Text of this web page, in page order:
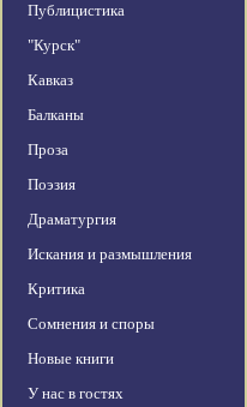
Публицистика
"Курск"
Кавказ
Балканы
Проза
Поэзия
Драматургия
Искания и размышления
Критика
Сомнения и споры
Новые книги
У нас в гостях